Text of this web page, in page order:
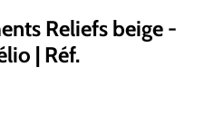
Reliefs beige -
| Réf.